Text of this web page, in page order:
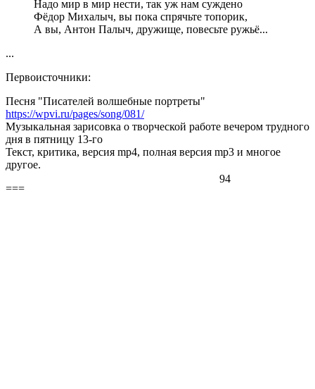
Надо мир в мир нести, так уж нам суждено
Фёдор Михалыч, вы пока спрячьте топорик,
А вы, Антон Палыч, дружище, повесьте ружьё...
...
Первоисточники:
Песня "Писателей волшебные портреты"
https://wpvi.ru/pages/song/081/
Музыкальная зарисовка о творческой работе вечером трудного
дня в пятницу 13-го
Текст, критика, версия mp4, полная версия mp3 и многое
другое.
===
94